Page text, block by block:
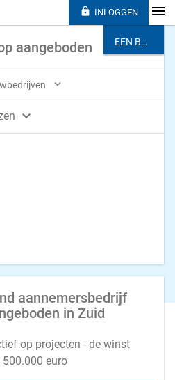
aangeboden EEN BRANCHE KIEZEN


aannemersbedrijf
in Zuid
op projecten - de winst
euro
 INLOGGEN